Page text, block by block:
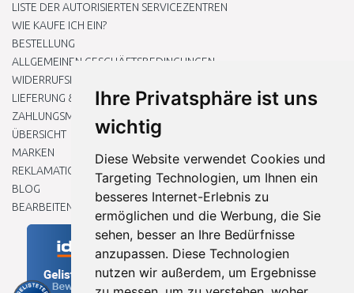
Ihre Privatsphäre ist uns
wichtig
Diese Website verwendet Cookies und
Targeting Technologien, um Ihnen ein
besseres Internet-Erlebnis zu
ermöglichen und die Werbung, die Sie
sehen, besser an Ihre Bedürfnisse
anzupassen. Diese Technologien
nutzen wir außerdem, um Ergebnisse
LISTE DER AUTORISIERTEN SERVICEZENTREN
WIE KAUFE ICH EIN?
BESTELLUNG
ALLGEMEINEN GESCHÄFTSBEDINGUNGEN
WIDERRUFSRECHT
LIEFERUNG & ZAHLUNG
ZAHLUNGSMETHODEN
ÜBERSICHT
MARKEN
REKLAMATIONEN UND RETOUREN
BLOG
BEARBEITEN SIE MEINE COOKIE-EINSTELLUNGEN